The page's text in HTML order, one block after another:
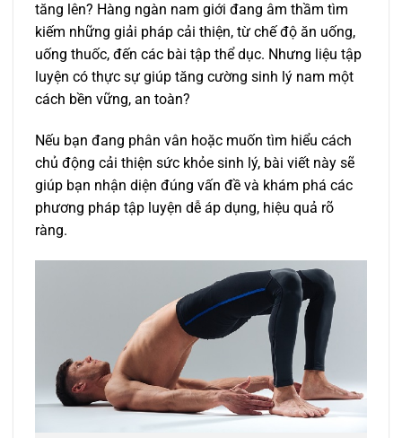
tăng lên? Hàng ngàn nam giới đang âm thầm tìm
kiếm những giải pháp cải thiện, từ chế độ ăn uống,
uống thuốc, đến các bài tập thể dục. Nhưng liệu tập
luyện có thực sự giúp tăng cường sinh lý nam một
cách bền vững, an toàn?
Nếu bạn đang phân vân hoặc muốn tìm hiểu cách
chủ động cải thiện sức khỏe sinh lý, bài viết này sẽ
giúp bạn nhận diện đúng vấn đề và khám phá các
phương pháp tập luyện dễ áp dụng, hiệu quả rõ
ràng.